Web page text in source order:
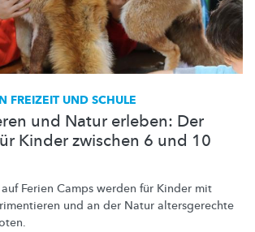
FREIZEIT UND SCHULE
und Natur erleben: Der
Kinder zwischen 6 und 10
Ferien Camps werden für Kinder mit
und an der Natur altersgerechte